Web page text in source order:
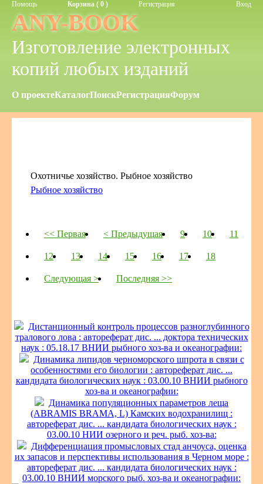
Помощь Корзина ( 0 ) Регистрация Вход
ANY-BOOK
Изготовление электронных
копий любых изданий
О проектеКаталогПоискРегистрацияФорум
Охотничье хозяйство. Рыбное хозяйство
Рыбное хозяйство
<< Первая < Предыдущая 9 10 11
12 13 14 15 16 17 18
Следующая > Последняя >>
Дистанционный контроль процессов разноглубинного
тралового лова : автореферат дис. ... доктора технических
наук : 05.18.17 ВНИИ рыбного хоз-ва и океанографии:
Динамика липидов черноморского шпрота в связи с
особенностями его биологии : автореферат дис. ...
кандидата биологических наук : 03.00.10 ВНИИ рыбного
хоз-ва и океанографии:
Динамика популяционных параметров леща
(ABRAMIS BRAMA, L) Камских водохранилищ :
автореферат дис. ... кандидата биологических наук :
03.00.10 НИИ озерного и реч. рыб. хоз-ва:
Дифференциация промысловых стад анчоуса, оценка
их запасов и перспективы использования в Черном море :
автореферат дис. ... кандидата биологических наук :
03.00.10 ВНИИ морского рыб. хоз-ва и океанографии: